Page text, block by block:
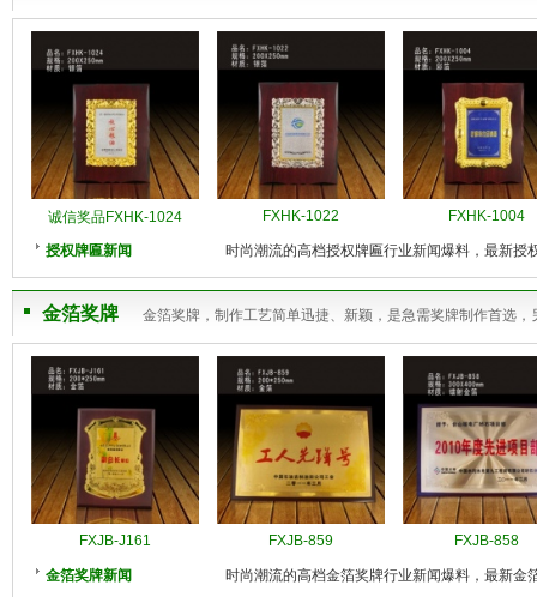
诚信奖品FXHK-1024 FXHK-1022 FXHK-1004
授权牌匾新闻 时尚潮流的高档授权牌匾行业新闻爆料，最新
金箔奖牌 金箔奖牌，制作工艺简单迅捷、新颖，是急需奖牌制作首选
FXJB-J161 FXJB-859 FXJB-858
金箔奖牌新闻 时尚潮流的高档金箔奖牌行业新闻爆料，最新